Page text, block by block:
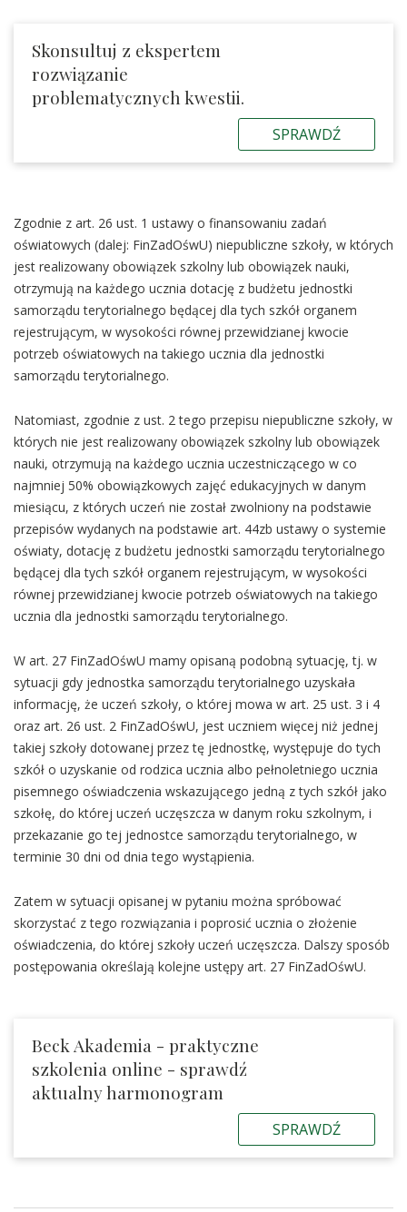
Skonsultuj z ekspertem
rozwiązanie
problematycznych kwestii.
SPRAWDŹ
Zgodnie z art. 26 ust. 1 ustawy o finansowaniu zadań
oświatowych (dalej: FinZadOśwU) niepubliczne szkoły, w których
jest realizowany obowiązek szkolny lub obowiązek nauki,
otrzymują na każdego ucznia dotację z budżetu jednostki
samorządu terytorialnego będącej dla tych szkół organem
rejestrującym, w wysokości równej przewidzianej kwocie
potrzeb oświatowych na takiego ucznia dla jednostki
samorządu terytorialnego.
Natomiast, zgodnie z ust. 2 tego przepisu niepubliczne szkoły, w
których nie jest realizowany obowiązek szkolny lub obowiązek
nauki, otrzymują na każdego ucznia uczestniczącego w co
najmniej 50% obowiązkowych zajęć edukacyjnych w danym
miesiącu, z których uczeń nie został zwolniony na podstawie
przepisów wydanych na podstawie art. 44zb ustawy o systemie
oświaty, dotację z budżetu jednostki samorządu terytorialnego
będącej dla tych szkół organem rejestrującym, w wysokości
równej przewidzianej kwocie potrzeb oświatowych na takiego
ucznia dla jednostki samorządu terytorialnego.
W art. 27 FinZadOśwU mamy opisaną podobną sytuację, tj. w
sytuacji gdy jednostka samorządu terytorialnego uzyskała
informację, że uczeń szkoły, o której mowa w art. 25 ust. 3 i 4
oraz art. 26 ust. 2 FinZadOśwU, jest uczniem więcej niż jednej
takiej szkoły dotowanej przez tę jednostkę, występuje do tych
szkół o uzyskanie od rodzica ucznia albo pełnoletniego ucznia
pisemnego oświadczenia wskazującego jedną z tych szkół jako
szkołę, do której uczeń uczęszcza w danym roku szkolnym, i
przekazanie go tej jednostce samorządu terytorialnego, w
terminie 30 dni od dnia tego wystąpienia.
Zatem w sytuacji opisanej w pytaniu można spróbować
skorzystać z tego rozwiązania i poprosić ucznia o złożenie
oświadczenia, do której szkoły uczeń uczęszcza. Dalszy sposób
postępowania określają kolejne ustępy art. 27 FinZadOśwU.
Beck Akademia - praktyczne
szkolenia online - sprawdź
aktualny harmonogram
SPRAWDŹ